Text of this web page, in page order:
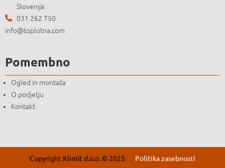
Slovenija
031 262 750
info@toplotna.com
Pomembno
Ogled in montaža
O podjetju
Kontakt
Copyright Klimit d.o.o. © 2025 Politika zasebnosti